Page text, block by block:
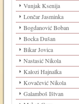
Vunjak Ksenija
Lončar Jasminka
Bogdanović Boban
Bocka Dušan
Bikar Jovica
Nastasić Nikola
Kalozi Hajnalka
Kovačević Nikola
Galamboš Ištvan